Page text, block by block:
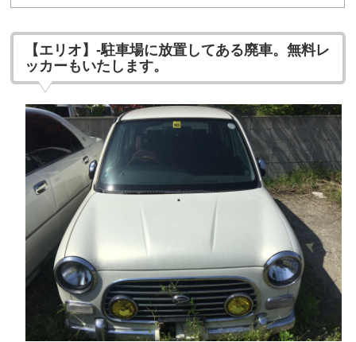
【エリオ】-駐車場に放置してある廃車。無料レ
ッカーもいたします。